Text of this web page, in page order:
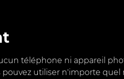
téléphone ni appareil
pouvez utiliser n'importe